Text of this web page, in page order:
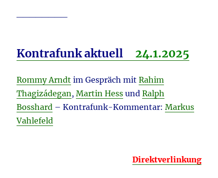
Kontrafunk aktuell 24.1.2025
Rommy Arndt im Gespräch mitRahim
Thagizádegan,Martin Hess undRalph
Bosshard – Kontrafunk-Kommentar:Markus
Vahlefeld
Direktverlinkung